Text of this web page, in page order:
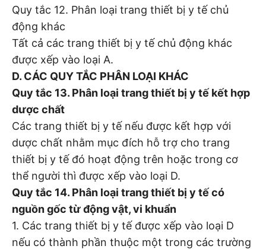
Quy tắc 12. Phân loại trang thiết bị y tế chủ
động khác
Tất cả các trang thiết bị y tế chủ động khác
được xếp vào loại A.
D. CÁC QUY TẮC PHÂN LOẠI KHÁC
Quy tắc 13. Phân loại trang thiết bị y tế kết hợp
dược chất
Các trang thiết bị y tế nếu được kết hợp với
dược chất nhằm mục đích hỗ trợ cho trang
thiết bị y tế đó hoạt động trên hoặc trong cơ
thể người thì được xếp vào loại D.
Quy tắc 14. Phân loại trang thiết bị y tế có
nguồn gốc từ động vật, vi khuẩn
1. Các trang thiết bị y tế được xếp vào loại D
nếu có thành phần thuộc một trong các trường